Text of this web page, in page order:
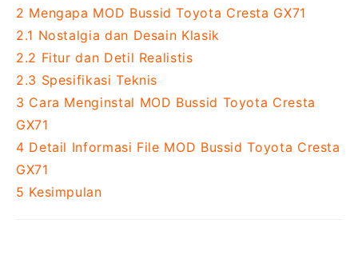
2 Mengapa MOD Bussid Toyota Cresta GX71
2.1 Nostalgia dan Desain Klasik
2.2 Fitur dan Detil Realistis
2.3 Spesifikasi Teknis
3 Cara Menginstal MOD Bussid Toyota Cresta
GX71
4 Detail Informasi File MOD Bussid Toyota Cresta
GX71
5 Kesimpulan